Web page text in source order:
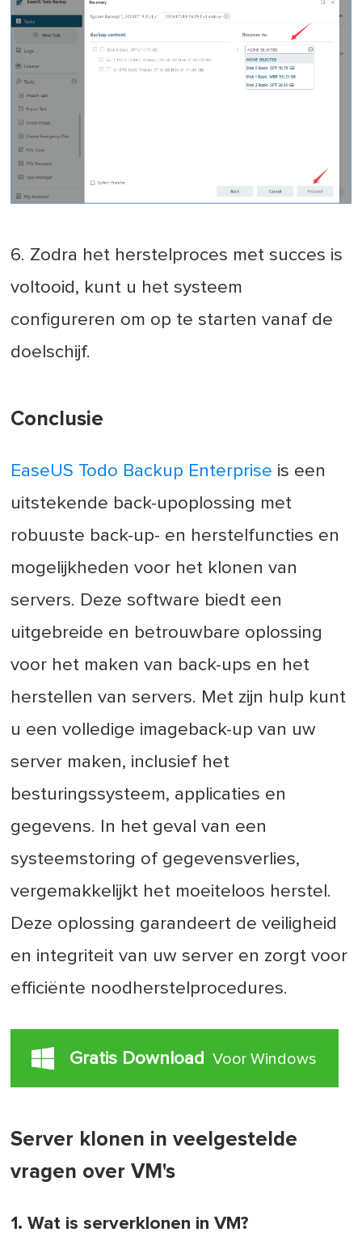
6. Zodra het herstelproces met succes is
voltooid, kunt u het systeem
configureren om op te starten vanaf de
doelschijf.
Conclusie
EaseUS Todo Backup Enterprise is een
uitstekende back-upoplossing met
robuuste back-up- en herstelfuncties en
mogelijkheden voor het klonen van
servers. Deze software biedt een
uitgebreide en betrouwbare oplossing
voor het maken van back-ups en het
herstellen van servers. Met zijn hulp kunt
u een volledige imageback-up van uw
server maken, inclusief het
besturingssysteem, applicaties en
gegevens. In het geval van een
systeemstoring of gegevensverlies,
vergemakkelijkt het moeiteloos herstel.
Deze oplossing garandeert de veiligheid
en integriteit van uw server en zorgt voor
efficiënte noodherstelprocedures.
Gratis Download Voor Windows
Server klonen in veelgestelde
vragen over VM's
1. Wat is serverklonen in VM?